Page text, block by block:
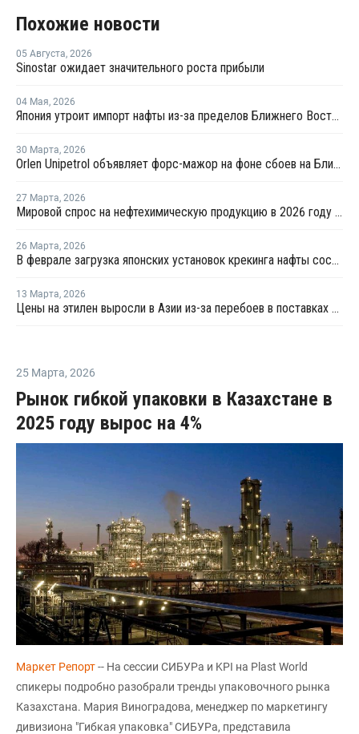
Похожие новости
05 Августа, 2026
Sinostar ожидает значительного роста прибыли
04 Мая, 2026
Япония утроит импорт нафты из-за пределов Ближнего Востока в мае
30 Марта, 2026
Orlen Unipetrol объявляет форс-мажор на фоне сбоев на Ближнем Востоке
27 Марта, 2026
Мировой спрос на нефтехимическую продукцию в 2026 году может снизиться на 25%
26 Марта, 2026
В феврале загрузка японских установок крекинга нафты составила 75,7%
13 Марта, 2026
Цены на этилен выросли в Азии из-за перебоев в поставках и повышения цен на энергоносители
25 Марта, 2026
Рынок гибкой упаковки в Казахстане в
2025 году вырос на 4%
Маркет Репорт-- На сессии СИБУРа и KPI на Plast World
спикеры подробно разобрали тренды упаковочного рынка
Казахстана. Мария Виноградова, менеджер по маркетингу
дивизиона "Гибкая упаковка" СИБУРа, представила